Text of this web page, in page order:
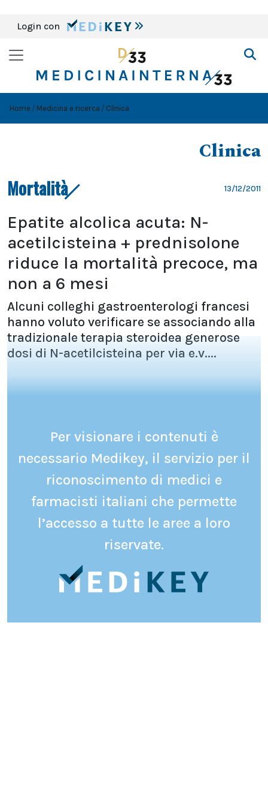
Login con
Home Medicina e ricerca Clinica
Clinica
Mortalità 13/12/2011
Epatite alcolica acuta: N-
acetilcisteina + prednisolone
riduce la mortalità precoce, ma
non a 6 mesi
Alcuni colleghi gastroenterologi francesi
hanno voluto verificare se associando alla
tradizionale terapia steroidea generose
dosi di N-acetilcisteina per via e.v....
Per visionare i contenuti è
necessario Medikey, il servizio per il
riconoscimento di medici e
farmacisti italiani che permette
l’accesso a tutte le aree a loro
riservate.